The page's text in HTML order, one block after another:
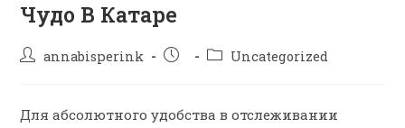
Чудо В Катаре
annabisperink Uncategorized
Для абсолютного удобства в отслеживании